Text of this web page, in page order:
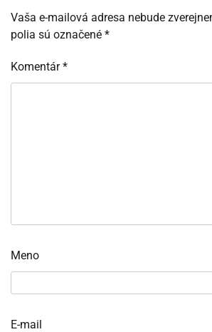
Vaša e-mailová adresa nebude
polia sú označené *
Komentár*
Meno
E-mail